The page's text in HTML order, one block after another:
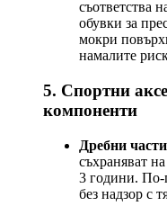
съответства
обувки за
мокри
намалите
5. Спортни
компоненти
Дребни
съхраняват
3 години. По-
без надзор с